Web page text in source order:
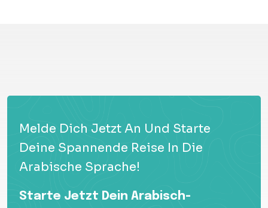
Melde Dich Jetzt An Und Starte
Deine Spannende Reise In Die
Arabische Sprache!
Starte Jetzt Dein Arabisch-